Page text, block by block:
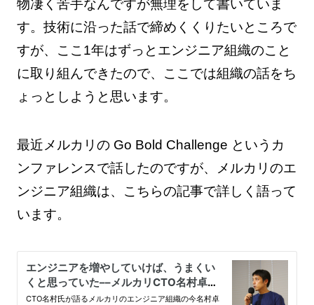
物凄く苦手なんですが無理をして書いていま
す。技術に沿った話で締めくくりたいところで
すが、ここ1年はずっとエンジニア組織のこと
に取り組んできたので、ここでは組織の話をち
ょっとしようと思います。
最近メルカリの Go Bold Challenge というカ
ンファレンスで話したのですが、メルカリのエ
ンジニア組織は、こちらの記事で詳しく語って
います。